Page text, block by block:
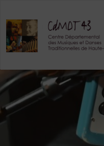
content